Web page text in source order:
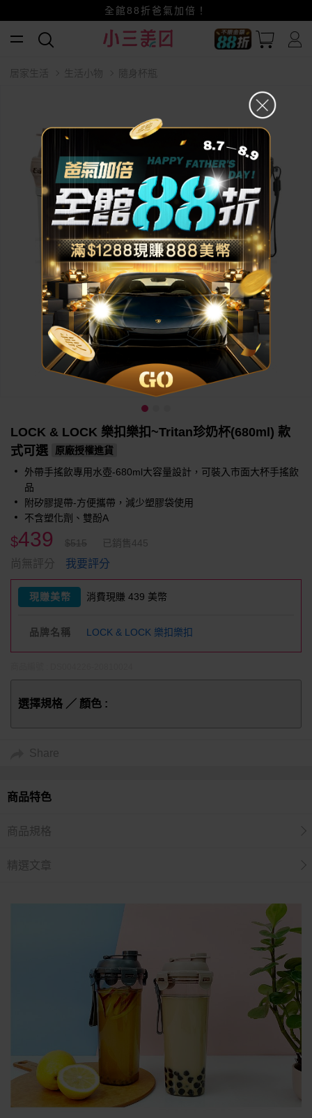
賺美幣~換好禮~立即換GO~
小三美日x全支付~美幣+全點折上折超划算
全館88折爸氣加倍！
居家生活 生活小物 隨身杯瓶
LOCK & LOCK 樂扣樂扣~Tritan珍奶杯(680ml) 款
式可選
原廠授權進貨
外帶手搖飲專用水壺-680ml大容量設計，可裝入市面大杯手搖飲
品
附矽膠提帶-方便攜帶，減少塑膠袋使用
不含塑化劑、雙酚A
$439 $515 已銷售445
尚無評分 我要評分
現賺美幣 消費現賺 439 美幣
品牌名稱 LOCK & LOCK 樂扣樂扣
選擇規格 ／ 顏色 :
Share
商品特色
商品規格
精選文章